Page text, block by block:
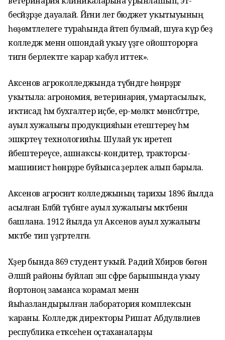
бесәйҙәрҙе дауалай. Йәғни әлегә бюджет уҡытыуының
һөҙөмтәлелеге тураһында әйтеп булмай, шуға күрә беҙ
колледж менән ошондай уҡыу үҙәге ойошторорға
тигән берлектәге ҡарар ҡабул иттек».
Аксенов агроколледжында түбәндәге һөнәрҙәргә
уҡытыла: агрономия, ветеринария, умартасылыҡ,
иҡтисад һәм бухгалтер иҫәбе, ер-мөлкәт мөнәсәбәттәре,
ауыл хужалығы продукцияһын етештереү һәм
эшкәртеү технологияһы. Шулай уҡ иретеп
йәбештереүсе, ашнаҡсы-кондитер, тракторсы-
машинист һөнәрҙәре буйынса әҙерлек алып барыла.
Аксенов агросәнәғәт колледжының тарихы 1896 йылда
асылған Бәләбәй түбәнге ауыл хужалығы мәктәбенән
башлана. 1912 йылда ул Аксенов ауыл хужалығы
мәктәбе тип үҙгәртелгән.
Хәҙер бында 869 студент уҡый. Радий Хәбиров бөгөн
Әлшәй районы буйлап эш сәфәре барышында уҡыу
йортоноң заманса ҡорамал менән
йыһазландырылған лаборатория комплексын
ҡараны. Колледж директоры Ришат Абдулвәлиев
республика етәксеһенә оҫтаханаларҙы